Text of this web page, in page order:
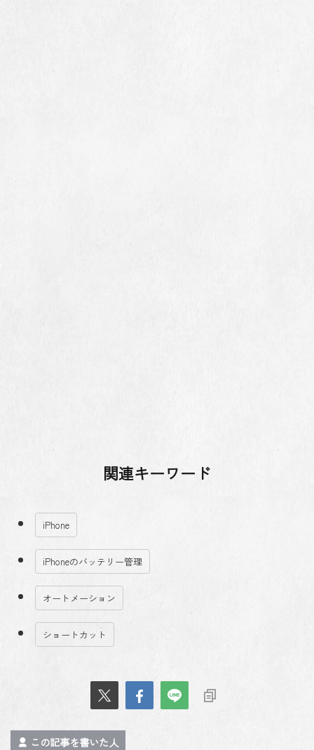
関連キーワード
iPhone
iPhoneのバッテリー管理
オートメーション
ショートカット
この記事を書いた人